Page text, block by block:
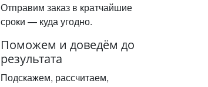
Отправим заказ в кратчайшие
сроки — куда угодно.
Поможем и доведём до
результата
Подскажем, рассчитаем,